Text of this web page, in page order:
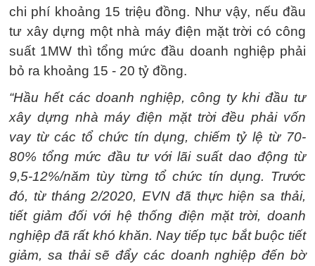
chi phí khoảng 15 triệu đồng. Như vậy, nếu đầu
tư xây dựng một nhà máy điện mặt trời có công
suất 1MW thì tổng mức đầu doanh nghiệp phải
bỏ ra khoảng 15 - 20 tỷ đồng.
“Hầu hết các doanh nghiệp, công ty khi đầu tư
xây dựng nhà máy điện mặt trời đều phải vốn
vay từ các tổ chức tín dụng, chiếm tỷ lệ từ 70-
80% tổng mức đầu tư với lãi suất dao động từ
9,5-12%/năm tùy từng tổ chức tín dụng. Trước
đó, từ tháng 2/2020, EVN đã thực hiện sa thải,
tiết giảm đối với hệ thống điện mặt trời, doanh
nghiệp đã rất khó khăn. Nay tiếp tục bắt buộc tiết
giảm, sa thải sẽ đẩy các doanh nghiệp đến bờ